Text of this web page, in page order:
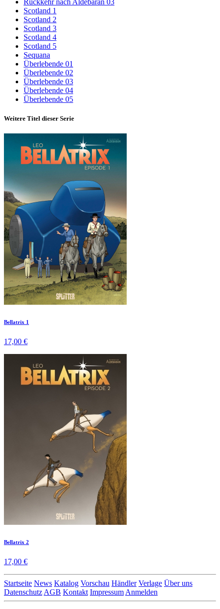
Rückkehr nach Aldebaran 03
Scotland 1
Scotland 2
Scotland 3
Scotland 4
Scotland 5
Sequana
Überlebende 01
Überlebende 02
Überlebende 03
Überlebende 04
Überlebende 05
Weitere Titel dieser Serie
Bellatrix 1
17,00 €
Bellatrix 2
17,00 €
Startseite News Katalog Vorschau Händler Verlage Über uns
Datenschutz AGB Kontakt Impressum Anmelden